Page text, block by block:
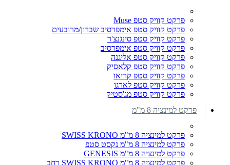
פרקט קוויק סטפ Muse
פרקט קוויק סטפ אימפרסיב שברון/מרובעים
פרקט קוויק סטפ סינגנצ'ר
פרקט קוויק סטפ אימפרסיב
פרקט קוויק סטפ אליגנה
פרקט קוויק סטפ קלאסיק
פרקט קוויק סטפ קריאו
פרקט קוויק סטפ לארגו
פרקט קוויק סטפ מג'סטיק
פרקט למינציה 8 מ"מ
פרקט למינציה 8 מ"מ SWISS KRONO
פרקט למינציה 8 מ"מ נקסט סטפ
פרקט למינציה 8 מ"מ GENESIS
פרקט למינציה 8 מ"מ SWISS KRONO רחב